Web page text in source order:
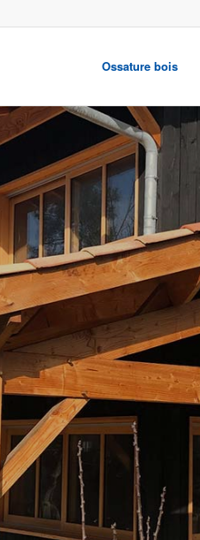
Ossature bois